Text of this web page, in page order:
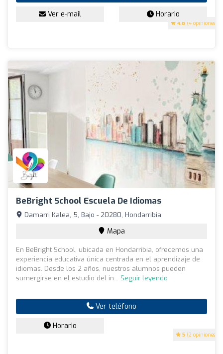
4.8 (4 opiniones)
Ver e-mail Horario
BeBright School Escuela De Idiomas
5 (2 opiniones)
Damarri Kalea, 5, Bajo - 20280, Hondarribia
Mapa
En BeBright School, ubicada en Hondarribia, ofrecemos una
experiencia educativa única centrada en el aprendizaje de
idiomas. Desde los 2 años, nuestros alumnos pueden
sumergirse en el estudio del in... Seguir leyendo
Ver teléfono
Horario